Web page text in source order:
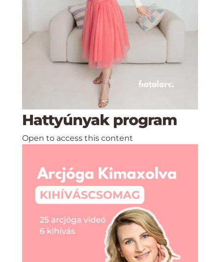
Hattyúnyak program
Open to access this content